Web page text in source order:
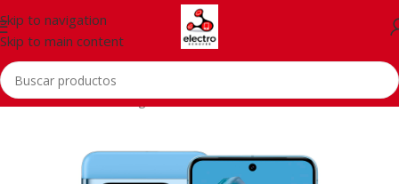
Skip to navigation
Skip to main content
Inicio/Telefonía/Google